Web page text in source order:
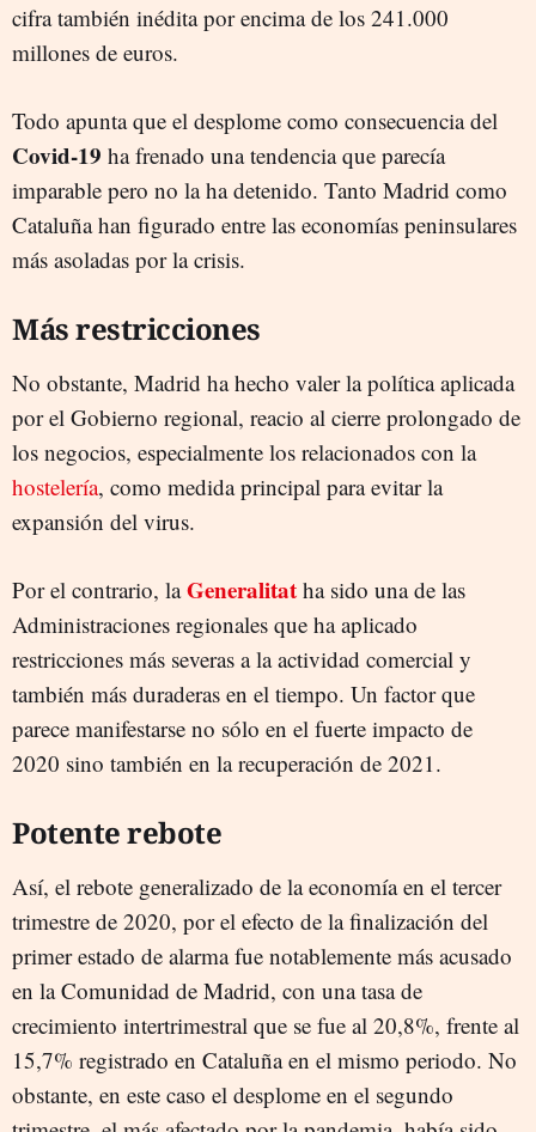
cifra también inédita por encima de los 241.000
millones de euros.
Todo apunta que el desplome como consecuencia del
Covid-19 ha frenado una tendencia que parecía
imparable pero no la ha detenido. Tanto Madrid como
Cataluña han figurado entre las economías peninsulares
más asoladas por la crisis.
Más restricciones
No obstante, Madrid ha hecho valer la política aplicada
por el Gobierno regional, reacio al cierre prolongado de
los negocios, especialmente los relacionados con la
hostelería, como medida principal para evitar la
expansión del virus.
Por el contrario, laGeneralitat ha sido una de las
Administraciones regionales que ha aplicado
restricciones más severas a la actividad comercial y
también más duraderas en el tiempo. Un factor que
parece manifestarse no sólo en el fuerte impacto de
2020 sino también en la recuperación de 2021.
Potente rebote
Así, el rebote generalizado de la economía en el tercer
trimestre de 2020, por el efecto de la finalización del
primer estado de alarma fue notablemente más acusado
en la Comunidad de Madrid, con una tasa de
crecimiento intertrimestral que se fue al 20,8%, frente al
15,7% registrado en Cataluña en el mismo periodo. No
obstante, en este caso el desplome en el segundo